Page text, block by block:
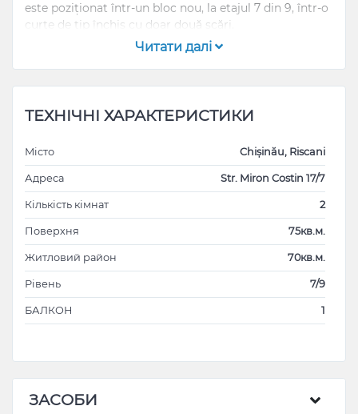
este poziționat într-un bloc nou, la etajul 7 din 9, într-o
curte de tip închis cu doar două scări.
- Mașină de spălat vase
- Trei aparate de aer condiționat
- Frigider
- Etc.
Читати далі
ТЕХНІЧНІ ХАРАКТЕРИСТИКИ
Місто Chișinău, Riscani
Адреса Str. Miron Costin 17/7
Кількість кімнат 2
Поверхня 75кв.м.
Житловий район 70кв.м.
Рівень 7/9
БАЛКОН 1
ЗАСОБИ